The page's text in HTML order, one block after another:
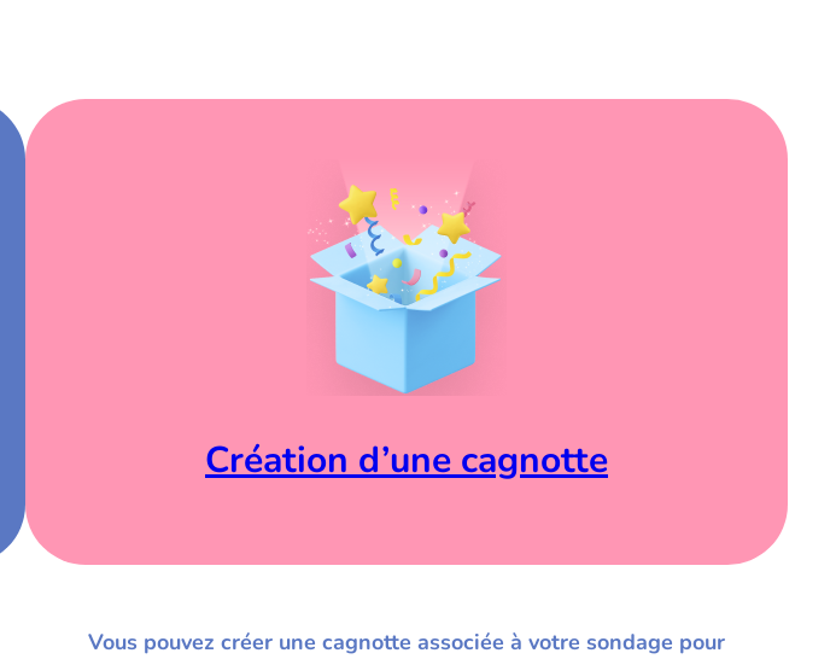
Création d’une cagnotte
Vous pouvez créer une cagnotte associée à votre sondage pour